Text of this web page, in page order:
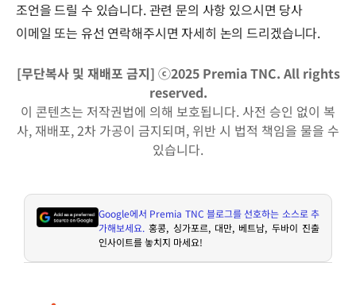
조언을 드릴 수 있습니다. 관련 문의 사항 있으시면 당사
이메일 또는 유선 연락해주시면 자세히 논의 드리겠습니다.
[무단복사 및 재배포 금지] ⓒ2025 Premia TNC. All rights
reserved.
이 콘텐츠는 저작권법에 의해 보호됩니다. 사전 승인 없이 복
사, 재배포, 2차 가공이 금지되며, 위반 시 법적 책임을 물을 수
있습니다.
Google에서 Premia TNC블로그를 선호하는 소스로 추
가해보세요. 홍콩, 싱가포르, 대만, 베트남, 두바이 진출
인사이트를 놓치지 마세요!